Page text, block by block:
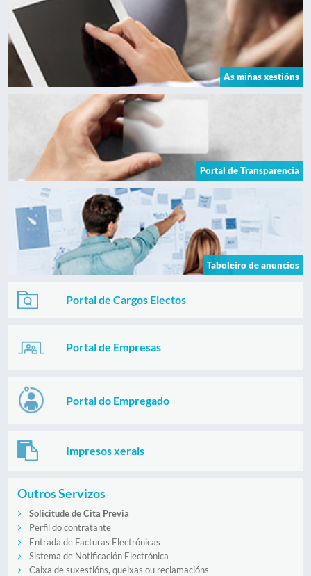
As miñas xestións
Portal de Transparencia
Taboleiro de anuncios
Portal de Cargos Electos
Portal de Empresas
Portal do Empregado
Impresos xerais
Outros Servizos
Solicitude de Cita Previa
Perfil do contratante
Entrada de Facturas Electrónicas
Sistema de Notificación Electrónica
Caixa de suxestións, queixas ou reclamacións